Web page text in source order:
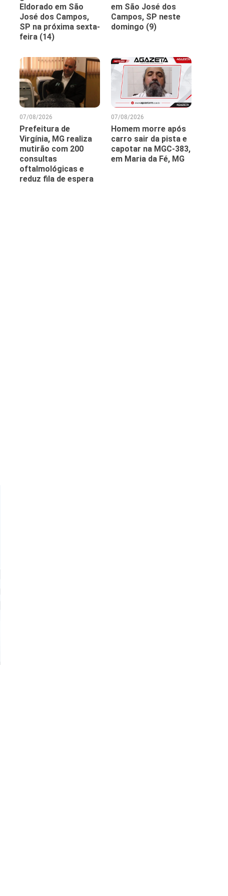
Eldorado em São
José dos Campos,
SP na próxima sexta-
feira (14)
em São José dos
Campos, SP neste
domingo (9)
07/08/2026
Prefeitura de
Virgínia, MG realiza
mutirão com 200
consultas
oftalmológicas e
reduz fila de espera
07/08/2026
Homem morre após
carro sair da pista e
capotar na MGC-383,
em Maria da Fé, MG